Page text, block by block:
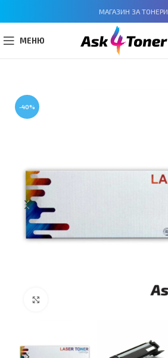
МАГАЗИН ЗА ТОНЕРИ
МЕНЮ
-40%